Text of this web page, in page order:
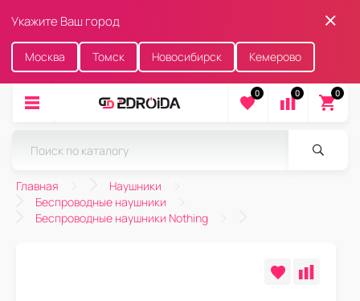
Укажите Ваш город
Москва Томск Новосибирск Кемерово
0 0 0
Главная
Наушники
Беспроводные наушники
Беспроводные наушники Nothing